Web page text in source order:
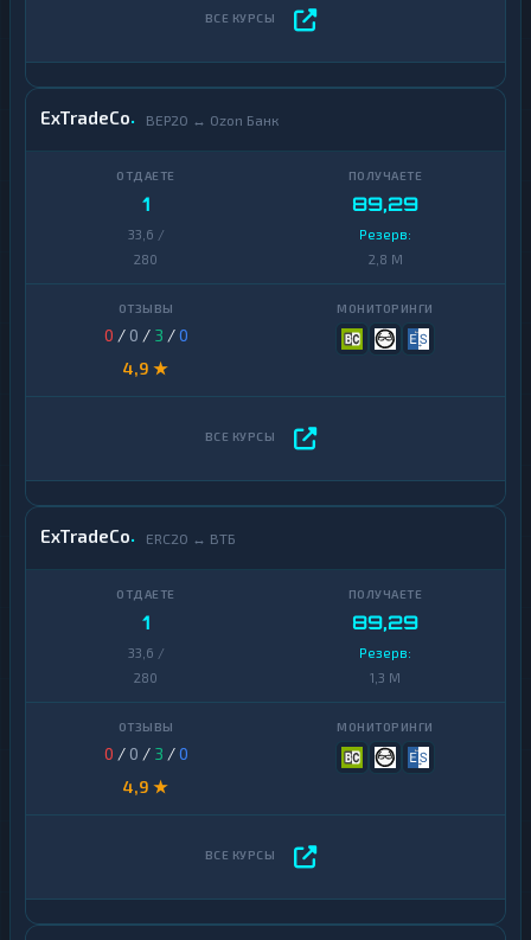
ExTradeCo BEP20 ↔ Ozon Банк
1
33,6 /
280
89,29
Резерв:
2,8 M
0 / 0 / 3 /0
4,9 ★
ExTradeCo ERC20 ↔ ВТБ
1
33,6 /
280
89,29
Резерв:
1,3 M
0 / 0 / 3 /0
4,9 ★